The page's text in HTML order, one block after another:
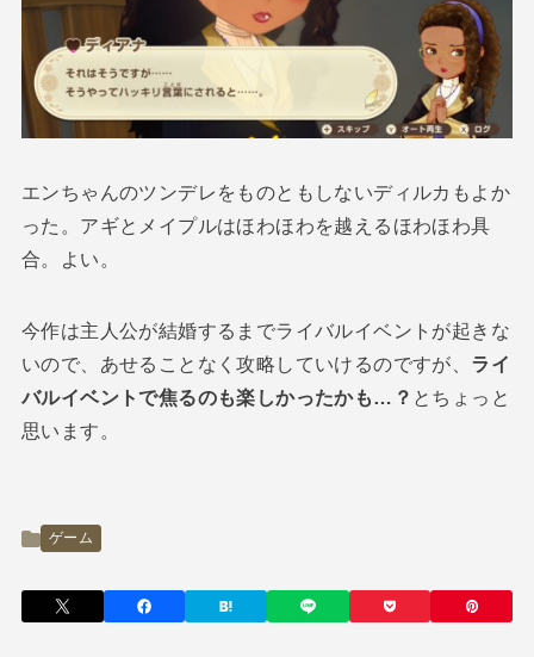
エンちゃんのツンデレをものともしないディルカもよか
った。アギとメイプルはほわほわを越えるほわほわ具
合。よい。
今作は主人公が結婚するまでライバルイベントが起きな
いので、あせることなく攻略していけるのですが、 ライ
バルイベントで焦るのも楽しかったかも…？ とちょっと
思います。
ゲーム